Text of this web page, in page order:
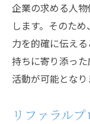
企業の求める人
します。そのた
力を的確に伝え
持ちに寄り添っ
活動が可能となり
リファラル